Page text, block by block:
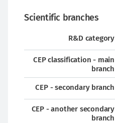
Scientific branches
R&D category
CEP classification - main
branch
CEP - secondary branch
CEP - another secondary
branch